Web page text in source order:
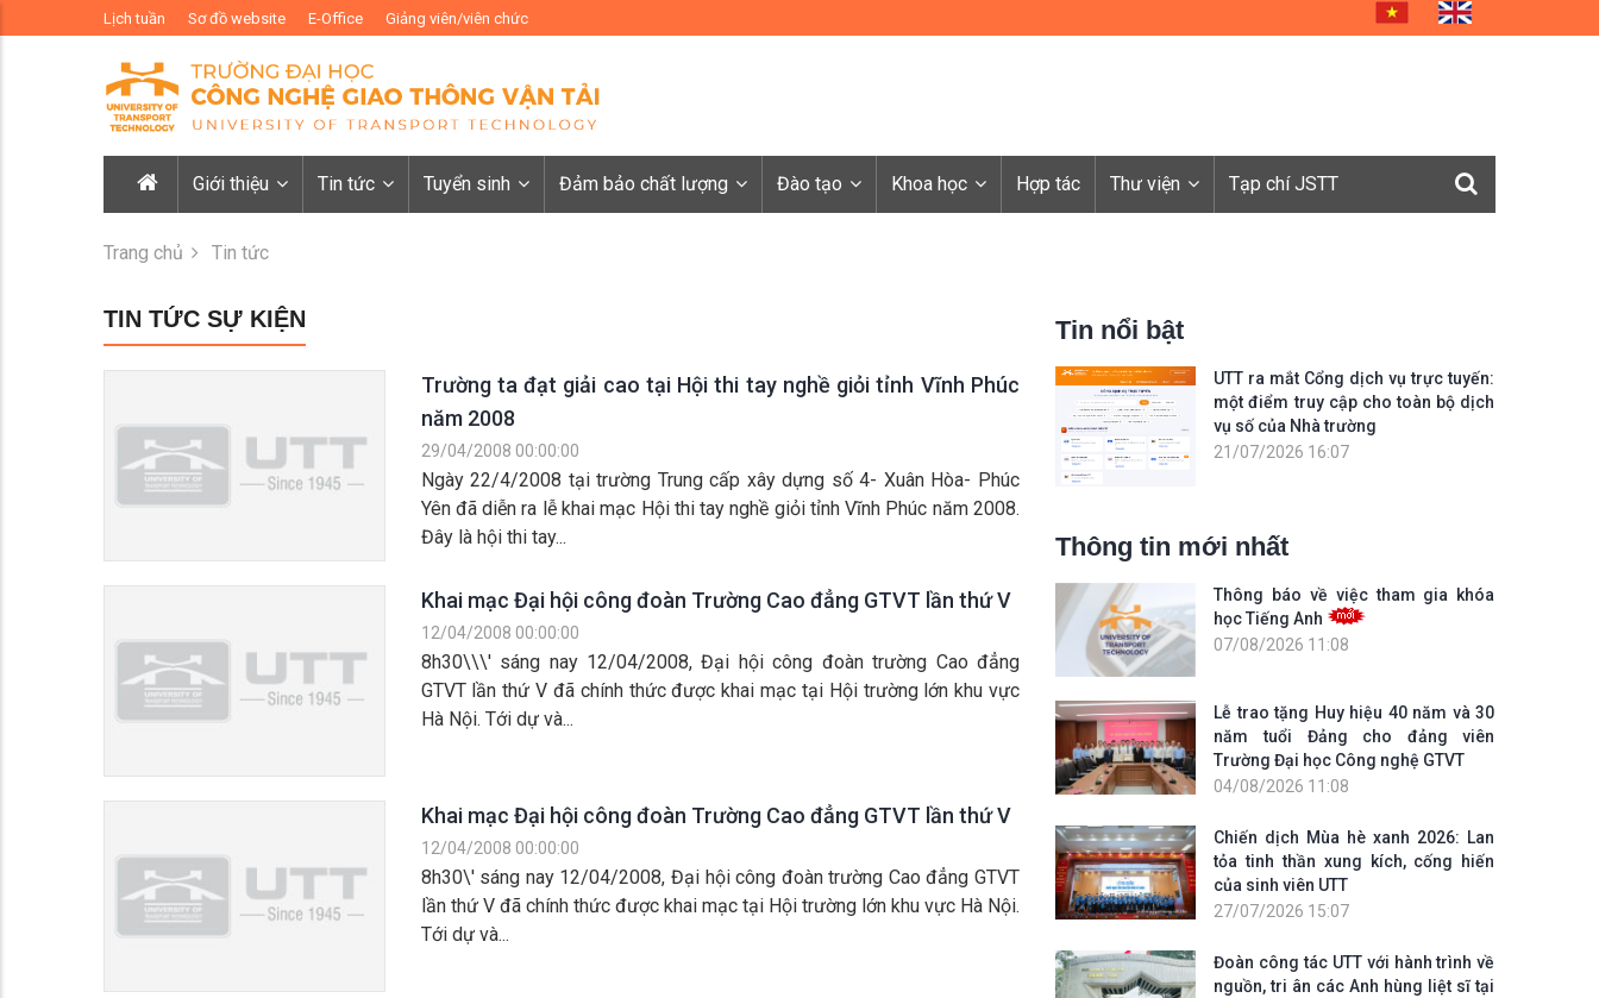
Lịch tuần Sơ đồ website E-Office Giảng viên/viên chức
Giới thiệu Tin tức Tuyển sinh Đảm bảo chất lượng Đào tạo Khoa học Hợp tác Thư viện Tạp chí JSTT
Trang chủ Tin tức
TIN TỨC SỰ KIỆN
Trường ta đạt giải cao tại Hội thi tay nghề giỏi tỉnh Vĩnh Phúc
năm 2008
29/04/2008 00:00:00
Ngày 22/4/2008 tại trường Trung cấp xây dựng số 4- Xuân Hòa- Phúc
Yên đã diễn ra lễ khai mạc Hội thi tay nghề giỏi tỉnh Vĩnh Phúc năm 2008.
Đây là hội thi tay...
Khai mạc Đại hội công đoàn Trường Cao đẳng GTVT lần thứ V
12/04/2008 00:00:00
8h30\\\' sáng nay 12/04/2008, Đại hội công đoàn trường Cao đẳng
GTVT lần thứ V đã chính thức được khai mạc tại Hội trường lớn khu vực
Hà Nội. Tới dự và...
Khai mạc Đại hội công đoàn Trường Cao đẳng GTVT lần thứ V
12/04/2008 00:00:00
8h30\' sáng nay 12/04/2008, Đại hội công đoàn trường Cao đẳng GTVT
lần thứ V đã chính thức được khai mạc tại Hội trường lớn khu vực Hà Nội.
Tới dự và...
Tin nổi bật
UTT ra mắt Cổng dịch vụ trực tuyến:
một điểm truy cập cho toàn bộ dịch
vụ số của Nhà trường
21/07/2026 16:07
Thông tin mới nhất
Thông báo về việc tham gia khóa
học Tiếng Anh
07/08/2026 11:08
Lễ trao tặng Huy hiệu 40 năm và 30
năm tuổi Đảng cho đảng viên
Trường Đại học Công nghệ GTVT
04/08/2026 11:08
Chiến dịch Mùa hè xanh 2026: Lan
tỏa tinh thần xung kích, cống hiến
của sinh viên UTT
27/07/2026 15:07
Đoàn công tác UTT với hành trình về
nguồn, tri ân các Anh hùng liệt sĩ tại